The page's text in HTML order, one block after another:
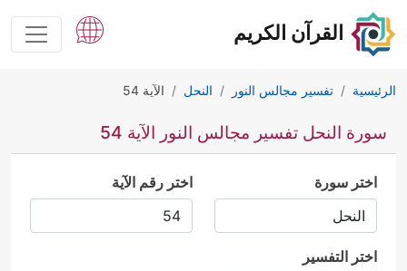
القرآن الكريم
الرئيسية تفسير مجالس النور النحل الآية 54
سورة النحل تفسير مجالس النور الآية 54
اختر سورة اختر رقم الآية
اختر التفسير